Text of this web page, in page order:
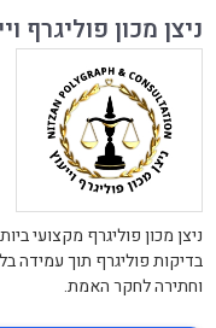
ניצן מכון פוליגרף
ניצן מכון פוליגרף מקצועי
בדיקות פוליגרף תוך עמידה
וחתירה לחקר האמת.